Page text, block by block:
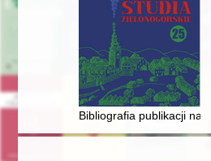
Bibliografia publikacji